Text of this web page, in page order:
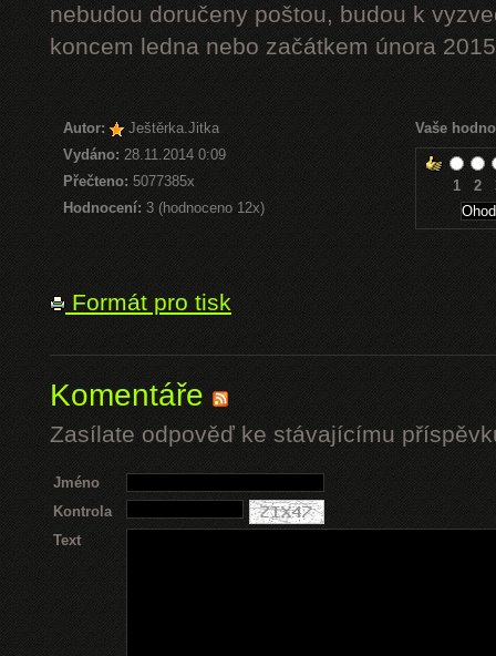
nebudou doručeny poštou, budou k
koncem ledna nebo začátkem února
Autor:
Ještěrka.Jitka
Vydáno: 28.11.2014 0:09
Přečteno:5077385x
Hodnocení: 3 (hodnoceno 12x)
Vaše
1 2
Formát pro tisk
Komentáře
Zasílate odpověď ke stávajícímu
Jméno
Kontrola
Text